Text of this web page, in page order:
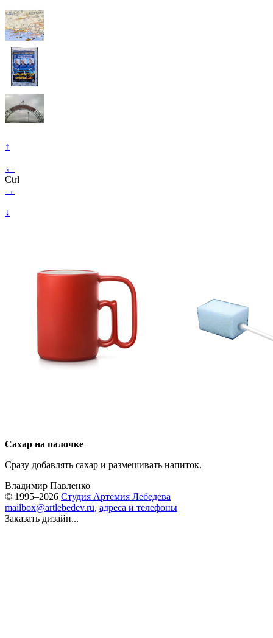
↑
←
Ctrl
→
↓
Сахар на палочке
Сразу добавлять сахар и размешивать напиток.
Владимир Павленко
© 1995–2026 Студия Артемия Лебедева
mailbox@artlebedev.ru, адреса и телефоны
Заказать дизайн...